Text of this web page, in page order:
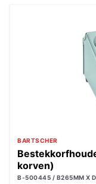
BARTSCHER
korven)
B-500445 / B265MM X